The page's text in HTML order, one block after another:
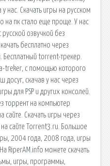
нас. Скачать игры на русском
на пк стало еще проще. У нас
озвучкой без
бесплатно через
torrent-трекер.
treker, с помощью которого
скачав у нас через
для PSP и других консолей.
торрент на компьютер
сайте. Скачать игры через
сайте Torrent3.ru. Большое
2004 года, 2008 года, игры
RiperAM.info можете скачать
игры, программы,